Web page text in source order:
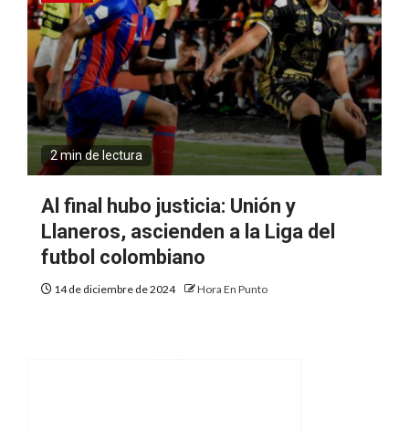
2 min de lectura
Al final hubo justicia: Unión y
Llaneros, ascienden a la Liga del
futbol colombiano
14 de diciembre de 2024 Hora En Punto